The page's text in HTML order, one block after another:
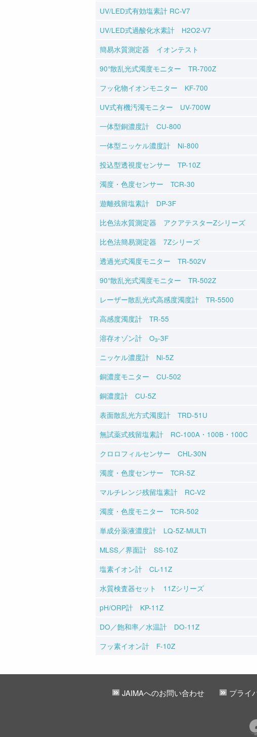
UV/LED式有効塩素計 RC-V7
UV/LED式過酸化水素計 H2O2-V7
簡易水質測定器 イオンテスト
90°散乱光式濁度モニター TR-700Z
フッ化物イオンモニター KF-700
UV式有機汚濁モニター UV-700W
一体型銅濃度計 CU-800
一体型ニッケル濃度計 Ni-800
投込型透視度センサー TP-10Z
濁度・色度センサー TCR-30
遊離残留塩素計 DP-3F
比色法水質測定器 アクアテスターZシリーズ
比色法簡易測定器 7Zシリーズ
透過光式濁度モニター TR-502V
90°散乱光式濁度モニター TR-502Z
レーザー散乱光式高感度濁度計 TR-5500
高感度濁度計 TR-55
溶存オゾン計 O3-3F
ニッケル濃度計 Ni-5Z
銅濃度モニター CU-502
銅濃度計 CU-5Z
表面散乱光方式濁度計 TRD-51U
無試薬式残留塩素計 RC-100A・100B・100C
クロロフィルセンサー CHL-30N
濁度・色度センサー TCR-5Z
マルチレンジ残留塩素計 RC-V2
濁度・色度モニター TCR-502
単成分薬液濃度計 LQ-5Z-MULTI
MLSS／界面計 SS-10Z
塩素イオン計 CL-11Z
水質検査器セット 11Zシリーズ
pH/ORP計 KP-11Z
DO／飽和率／水温計 DO-11Z
フッ素イオン計 F-10Z
JAIMAへのお問い合わせ プライ